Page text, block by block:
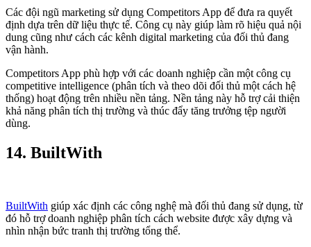
Các đội ngũ marketing sử dụng Competitors App để đưa ra quyết
định dựa trên dữ liệu thực tế. Công cụ này giúp làm rõ hiệu quả nội
dung cũng như cách các kênh digital marketing của đối thủ đang
vận hành.
Competitors App phù hợp với các doanh nghiệp cần một công cụ
competitive intelligence (phân tích và theo dõi đối thủ một cách hệ
thống) hoạt động trên nhiều nền tảng. Nền tảng này hỗ trợ cải thiện
khả năng phân tích thị trường và thúc đẩy tăng trưởng tệp người
dùng.
14. BuiltWith
BuiltWith giúp xác định các công nghệ mà đối thủ đang sử dụng, từ
đó hỗ trợ doanh nghiệp phân tích cách website được xây dựng và
nhìn nhận bức tranh thị trường tổng thể.